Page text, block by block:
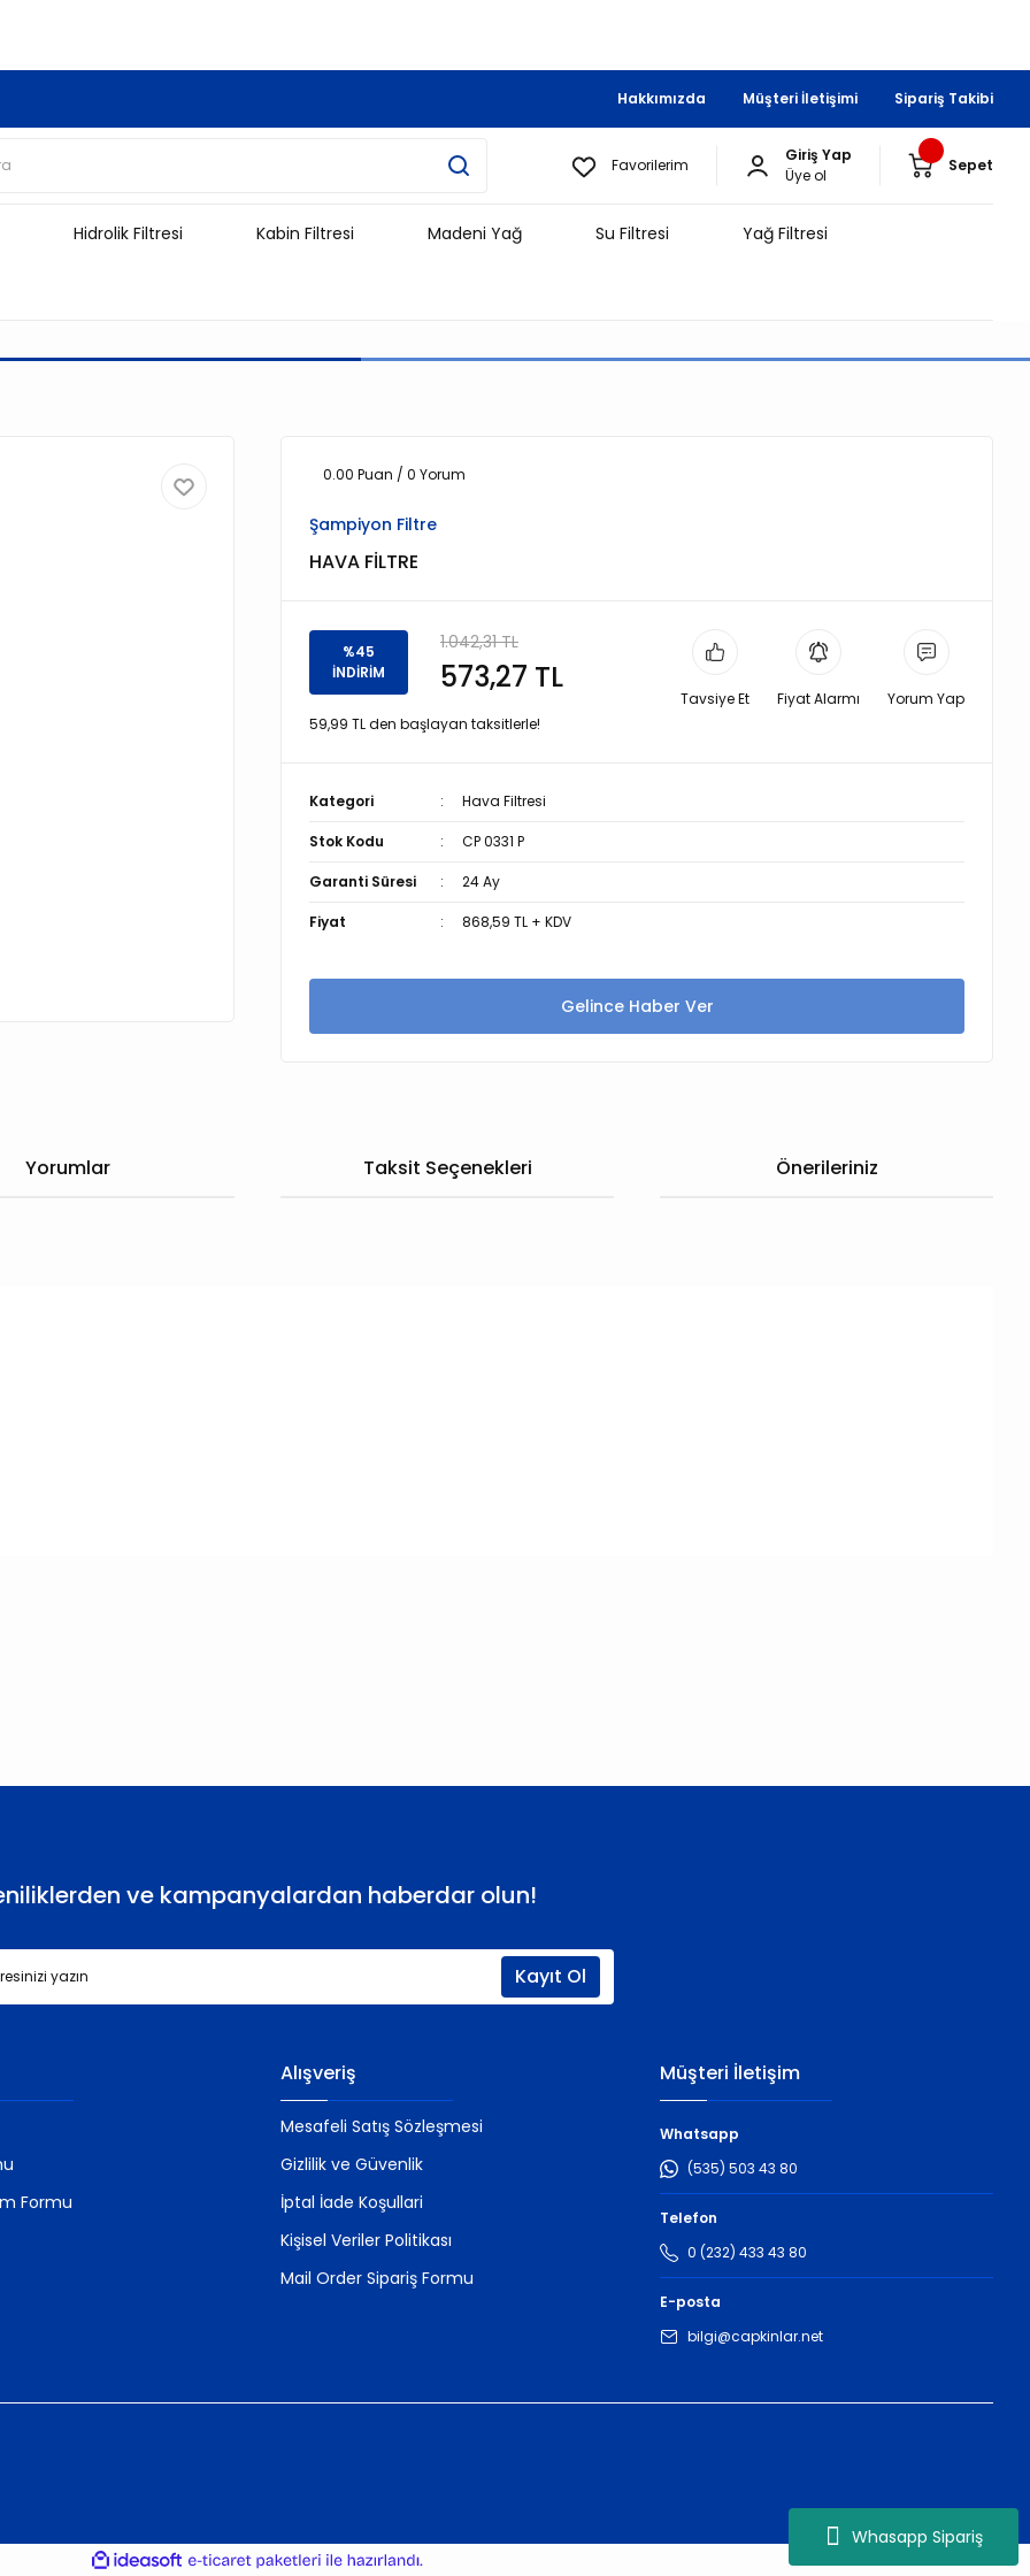
Whasapp Sipariş
Hakkımızda Müşteri İletişimi Sipariş Takibi
Favorilerim
Giriş Yap
Üye ol
Sepet
Hidrolik Filtresi Kabin Filtresi Madeni Yağ Su Filtresi Yağ Filtresi
0.00 Puan / 0 Yorum
Şampiyon Filtre
HAVA FİLTRE
%45
İNDİRİM
1.042,31 TL
573,27 TL
59,99 TL den başlayan taksitlerle!
Tavsiye Et Fiyat Alarmı Yorum Yap
Kategori Hava Filtresi
Stok Kodu CP 0331 P
Garanti Süresi 24 Ay
Fiyat 868,59 TL + KDV
Gelince Haber Ver
Yorumlar Taksit Seçenekleri Önerileriniz
Gönder
ve kampanyalardan haberdar olun!
Kayıt Ol
Formu
Alışveriş
Mesafeli Satış Sözleşmesi
Gizlilik ve Güvenlik
İptal İade Koşullari
Kişisel Veriler Politikası
Mail Order Sipariş Formu
Müşteri İletişim
Whatsapp
(535) 503 43 80
Telefon
0 (232) 433 43 80
E-posta
bilgi@capkinlar.net
ideasoft
e-